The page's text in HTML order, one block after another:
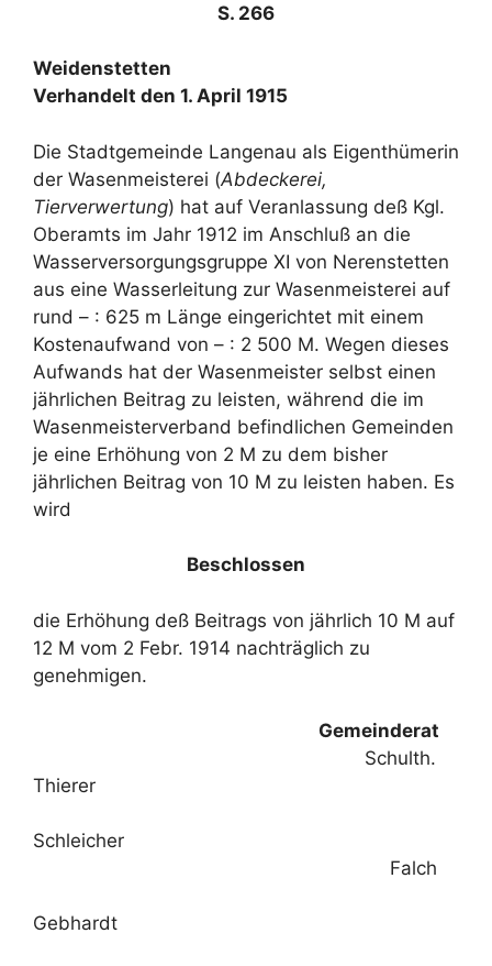
S. 266
Weidenstetten
Verhandelt den 1. April 1915
Die Stadtgemeinde Langenau als Eigenthümerin
der Wasenmeisterei (Abdeckerei,
Tierverwertung) hat auf Veranlassung deß Kgl.
Oberamts im Jahr 1912 im Anschluß an die
Wasserversorgungsgruppe XI von Nerenstetten
aus eine Wasserleitung zur Wasenmeisterei auf
rund – : 625 m Länge eingerichtet mit einem
Kostenaufwand von – : 2 500 M. Wegen dieses
Aufwands hat der Wasenmeister selbst einen
jährlichen Beitrag zu leisten, während die im
Wasenmeisterverband befindlichen Gemeinden
je eine Erhöhung von 2 M zu dem bisher
jährlichen Beitrag von 10 M zu leisten haben. Es
wird
Beschlossen
die Erhöhung deß Beitrags von jährlich 10 M auf
12 M vom 2 Febr. 1914 nachträglich zu
genehmigen.
Gemeinderat
Schulth.
Thierer
Schleicher
Falch
Gebhardt